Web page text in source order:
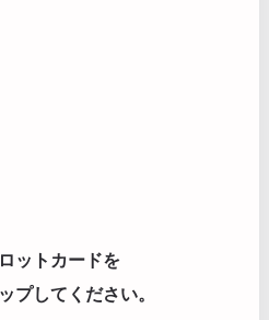
ットカードを
プしてください。